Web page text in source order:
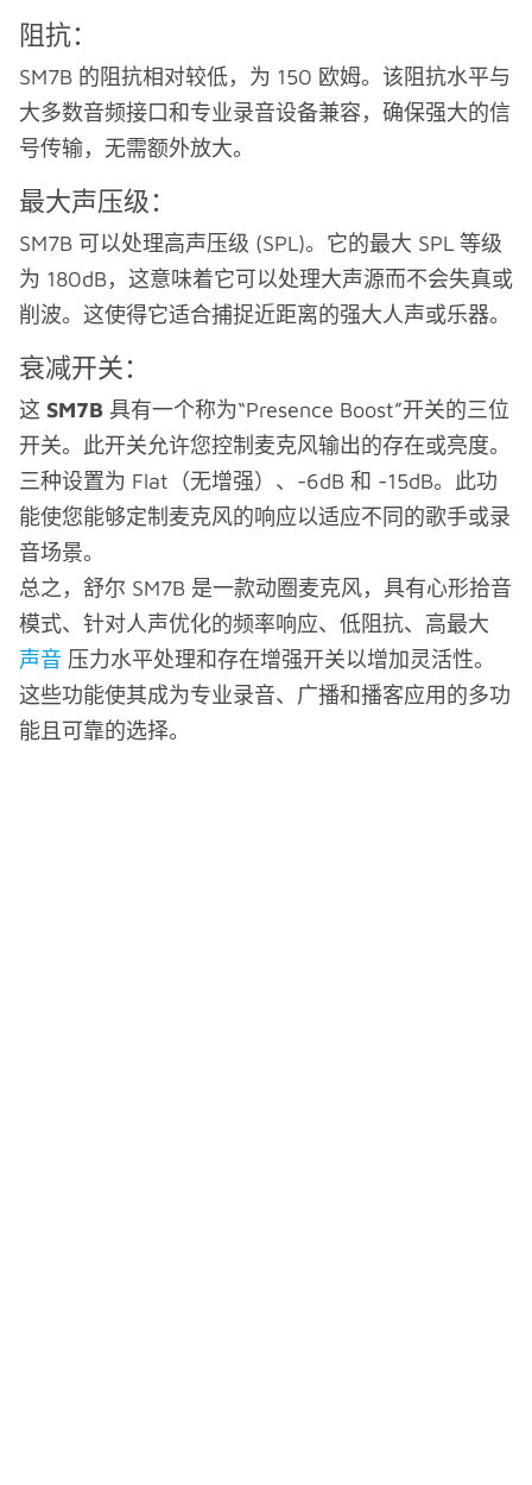
阻抗：
SM7B 的阻抗相对较低，为 150 欧姆。该阻抗水平与
大多数音频接口和专业录音设备兼容，确保强大的信
号传输，无需额外放大。
最大声压级：
SM7B 可以处理高声压级 (SPL)。它的最大 SPL 等级
为 180dB，这意味着它可以处理大声源而不会失真或
削波。这使得它适合捕捉近距离的强大人声或乐器。
衰减开关：
这 SM7B具有一个称为“Presence Boost”开关的三位
开关。此开关允许您控制麦克风输出的存在或亮度。
三种设置为 Flat（无增强）、-6dB 和 -15dB。此功
能使您能够定制麦克风的响应以适应不同的歌手或录
音场景。
总之，舒尔 SM7B 是一款动圈麦克风，具有心形拾音
模式、针对人声优化的频率响应、低阻抗、高最大
声音 压力水平处理和存在增强开关以增加灵活性。
这些功能使其成为专业录音、广播和播客应用的多功
能且可靠的选择。